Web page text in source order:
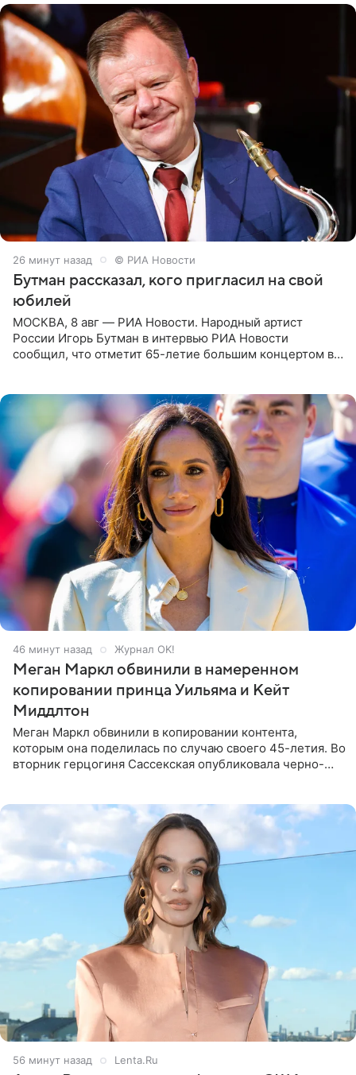
26 минут назад © РИА Новости
Бутман рассказал, кого пригласил на свой
юбилей
МОСКВА, 8 авг — РИА Новости. Народный артист
России Игорь Бутман в интервью РИА Новости
сообщил, что отметит 65-летие большим концертом в
46 минут назад Журнал OK!
Меган Маркл обвинили в намеренном
копировании принца Уильяма и Кейт
Миддлтон
Меган Маркл обвинили в копировании контента,
которым она поделилась по случаю своего 45-летия. Во
вторник герцогиня Сассекская опубликовала черно-
56 минут назад Lenta.Ru